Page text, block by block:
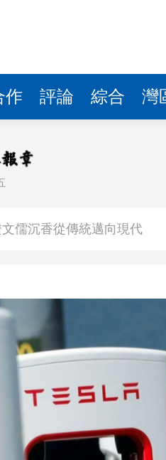
作 評論 綜合 灣
億元
言論 拉美國家有權自主選擇
億 利潤總額近936億
客家文化傳承新篇章
言論 拉美國家有權自主選擇
儒沉香從傳統邁向現代